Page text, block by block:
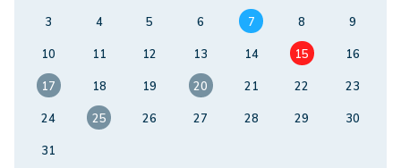
3
4 5 6 7 8
9
10
11 12 13 14 15
16
17
18 19 20 21 22
23
24
25 26 27 28 29
30
31